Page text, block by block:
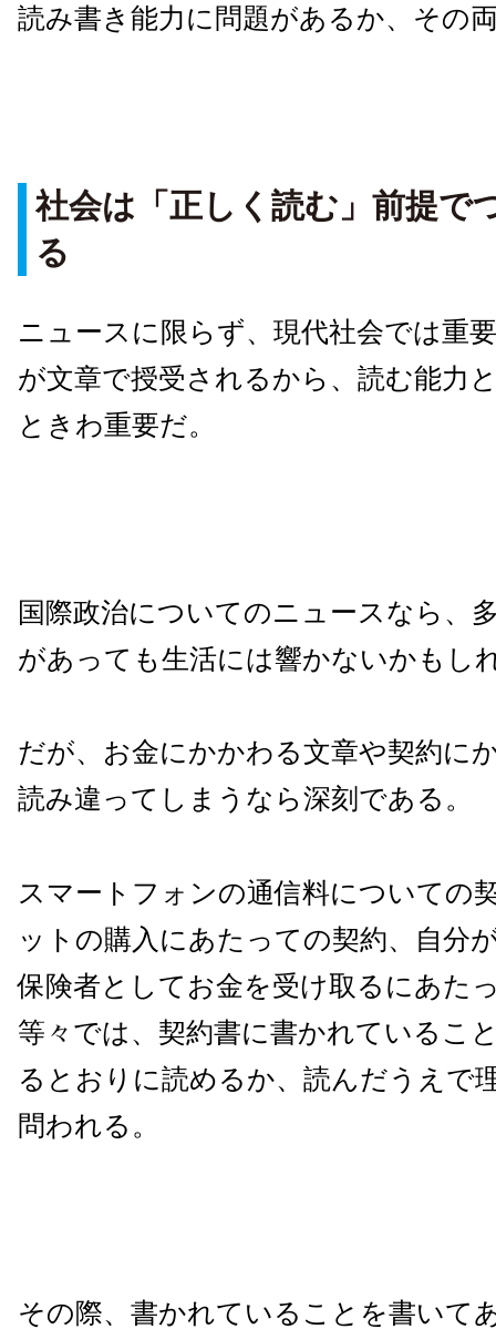
読み書き能力に問題があるか、その
社会は「正しく読む」前提で
る
ニュースに限らず、現代社会では重
が文章で授受されるから、読む能力
ときわ重要だ。
国際政治についてのニュースなら、
があっても生活には響かないかもし
だが、お金にかかわる文章や契約に
読み違ってしまうなら深刻である。
スマートフォンの通信料についての
ットの購入にあたっての契約、自分
保険者としてお金を受け取るにあた
等々では、契約書に書かれているこ
るとおりに読めるか、読んだうえで
問われる。
その際、書かれていることを書いて